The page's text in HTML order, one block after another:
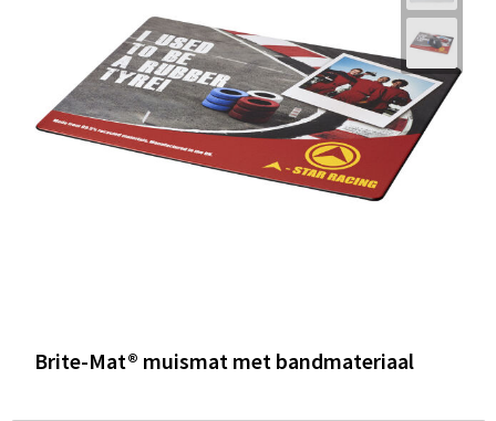
Brite-Mat® muismat met bandmateriaal